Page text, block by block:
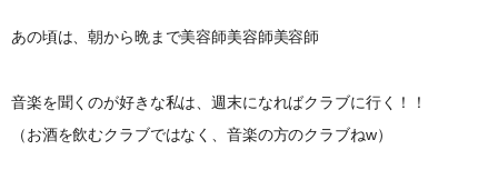
あの頃は、朝から晩まで美容師美容師美容師
音楽を聞くのが好きな私は、週末になればクラブに行く！！
（お酒を飲むクラブではなく、音楽の方のクラブねw）